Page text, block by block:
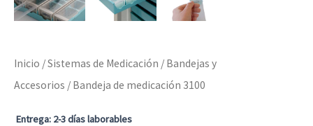
Inicio /Sistemas de Medicación / Bandejas y
Accesorios / Bandeja de medicación 3100
Entrega: 2-3 días laborables